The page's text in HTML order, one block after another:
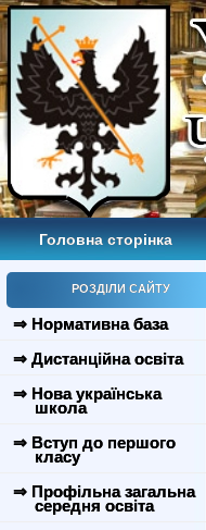
Головна сторінка
РОЗДІЛИ САЙТУ
⇒ Нормативна база
⇒ Дистанційна освіта
⇒ Нова українська
школа
⇒ Вступ до першого
класу
⇒ Профільна загальна
середня освіта